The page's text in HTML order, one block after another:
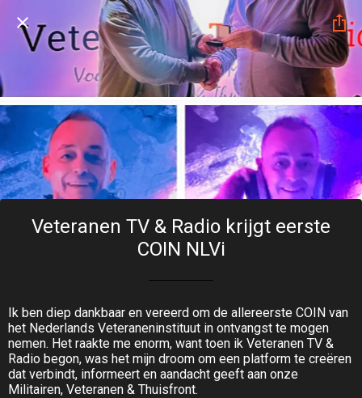
Veteranen TV & Radio krijgt eerste
COIN NLVi
Ik ben diep dankbaar en vereerd om de allereerste COIN van
het Nederlands Veteraneninstituut in ontvangst te mogen
nemen. Het raakte me enorm, want toen ik Veteranen TV &
Radio begon, was het mijn droom om een platform te creëren
dat verbindt, informeert en aandacht geeft aan onze
Militairen, Veteranen & Thuisfront.